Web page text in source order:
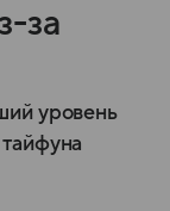
за
уровень